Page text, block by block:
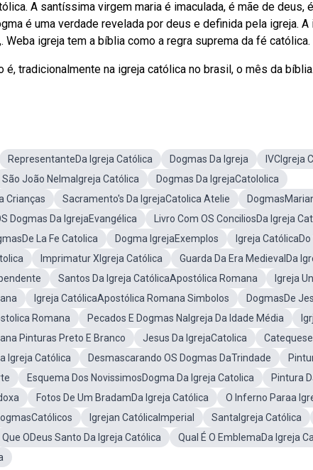
A santíssima virgem maria é imaculada, é mãe de deus,
é uma verdade revelada por deus e definida pela igreja.
igreja tem a bíblia como a regra suprema da fé católica.
tradicionalmente na igreja católica no brasil, o mês da bíblia.
RepresentanteDa Igreja Católica Dogmas Da Igreja
IVCIgreja
São João NelmaIgreja Católica
Dogmas Da IgrejaCatololica
Crianças
Sacramento's Da IgrejaCatolica Atelie
Dogmas Da IgrejaEvangélica
Livro Com OS ConciliosDa Igreja
La Fe Catolica Dogma IgrejaExemplos
Igreja
Imprimatur XIgreja Católica
Guarda Da Era MedievalDa
Santos Da Igreja CatólicaApostólica Romana
Igreja
Igreja CatólicaApostólica Romana Simbolos
DogmasDe
Romana
Pecados E Dogmas NaIgreja Da Idade Média
Pinturas Preto E Branco
Jesus Da IgrejaCatolica
Igreja Católica
Desmascarando OS Dogmas DaTrindade
Esquema Dos NovissimosDogma Da Igreja Catolica
Pintura
Fotos De Um BradamDa Igreja Católica
O Inferno Paraa
Igrejan CatólicaImperial SantaIgreja Católica
Que ODeus Santo Da Igreja Católica
Qual É O EmblemaDa Igreja